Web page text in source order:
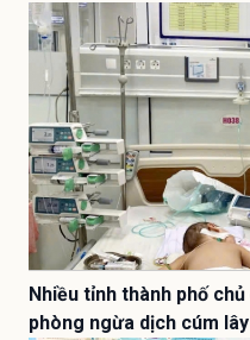
Nhiều tỉnh thành phố
phòng ngừa dịch cúm